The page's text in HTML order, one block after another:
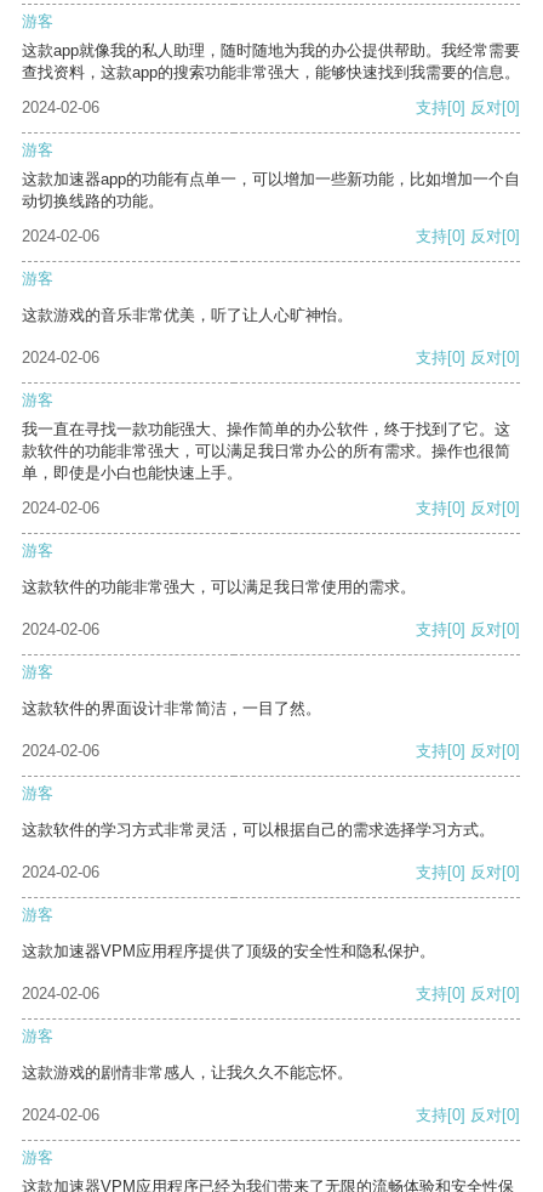
游客
这款app就像我的私人助理，随时随地为我的办公提供帮助。我经常需要
查找资料，这款app的搜索功能非常强大，能够快速找到我需要的信息。
2024-02-06
支持[0] 反对[0]
游客
这款加速器app的功能有点单一，可以增加一些新功能，比如增加一个自
动切换线路的功能。
2024-02-06
支持[0] 反对[0]
游客
这款游戏的音乐非常优美，听了让人心旷神怡。
2024-02-06 支持[0] 反对[0]
游客
我一直在寻找一款功能强大、操作简单的办公软件，终于找到了它。这
款软件的功能非常强大，可以满足我日常办公的所有需求。操作也很简
单，即使是小白也能快速上手。
2024-02-06
支持[0] 反对[0]
游客
这款软件的功能非常强大，可以满足我日常使用的需求。
2024-02-06 支持[0] 反对[0]
游客
这款软件的界面设计非常简洁，一目了然。
2024-02-06 支持[0] 反对[0]
游客
这款软件的学习方式非常灵活，可以根据自己的需求选择学习方式。
2024-02-06 支持[0] 反对[0]
游客
这款加速器VPM应用程序提供了顶级的安全性和隐私保护。
2024-02-06 支持[0] 反对[0]
游客
这款游戏的剧情非常感人，让我久久不能忘怀。
2024-02-06 支持[0] 反对[0]
游客
这款加速器VPM应用程序已经为我们带来了无限的流畅体验和安全性保